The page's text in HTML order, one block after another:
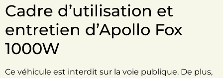
Cadre d’utilisation et
entretien d’Apollo Fox
1000W
Ce véhicule est interdit sur la voie publique. De plus,